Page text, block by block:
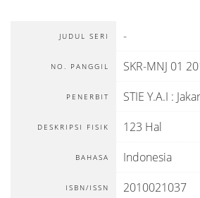
JUDUL SERI -
NO. PANGGIL SKR-MNJ 01
PENERBIT STIE Y.A.I :
DESKRIPSI FISIK 123 Hal
BAHASA Indonesia
ISBN/ISSN 2010021037